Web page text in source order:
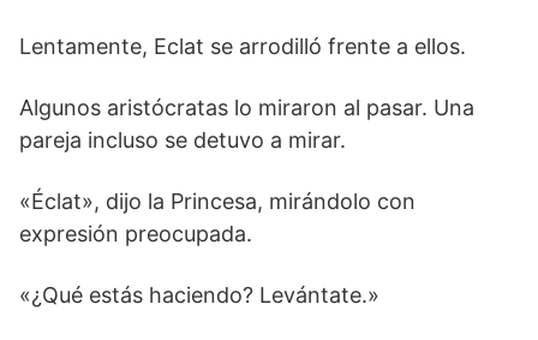
Lentamente, Eclat se arrodilló frente a ellos.
Algunos aristócratas lo miraron al pasar. Una
pareja incluso se detuvo a mirar.
«Éclat», dijo la Princesa, mirándolo con
expresión preocupada.
«¿Qué estás haciendo? Levántate.»